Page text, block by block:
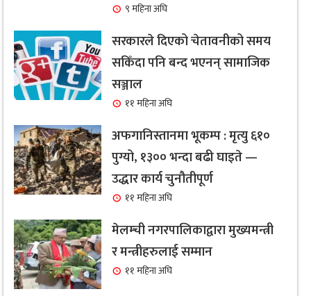
९ महिना अघि
सरकारले दिएको चेतावनीको समय
सकिँदा पनि बन्द भएनन् सामाजिक
सञ्जाल
११ महिना अघि
अफगानिस्तानमा भूकम्प : मृत्यु ६१०
पुग्यो, १३०० भन्दा बढी घाइते —
उद्धार कार्य चुनौतीपूर्ण
११ महिना अघि
मेलम्ची नगरपालिकाद्वारा मुख्यमन्त्री
र मन्त्रीहरुलाई सम्मान
११ महिना अघि